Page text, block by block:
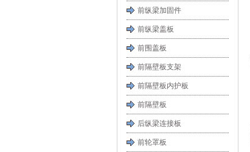
前纵梁加固件
前纵梁盖板
前围盖板
前隔壁板支架
前隔壁板内护板
前隔壁板
后纵梁连接板
前轮罩板